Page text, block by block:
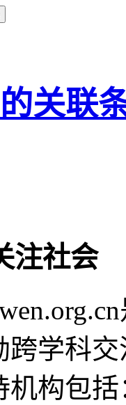
关联
注社会
跨学科
机构包